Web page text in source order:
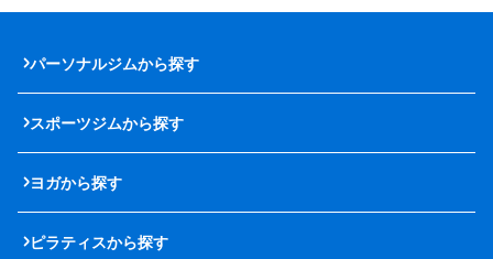
パーソナルジムから探す
スポーツジムから探す
ヨガから探す
ピラティスから探す